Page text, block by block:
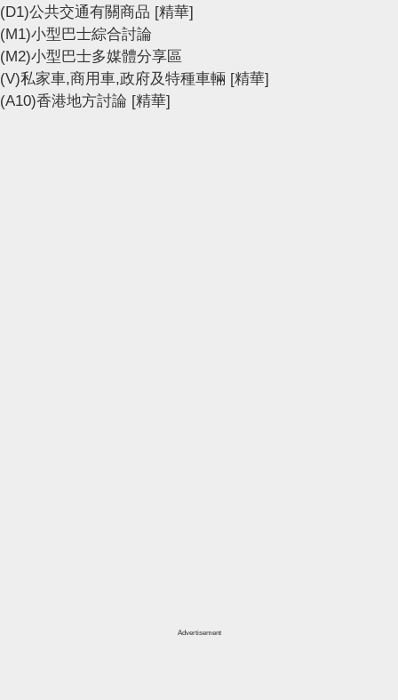
(D1)公共交通有關商品 [精華]
(M1)小型巴士綜合討論
(M2)小型巴士多媒體分享區
(V)私家車,商用車,政府及特種車輛 [精華]
(A10)香港地方討論 [精華]
Advertisement